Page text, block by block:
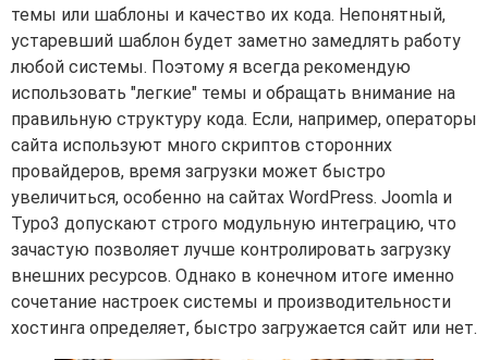
темы или шаблоны и качество их кода. Непонятный,
устаревший шаблон будет заметно замедлять работу
любой системы. Поэтому я всегда рекомендую
использовать "легкие" темы и обращать внимание на
правильную структуру кода. Если, например, операторы
сайта используют много скриптов сторонних
провайдеров, время загрузки может быстро
увеличиться, особенно на сайтах WordPress. Joomla и
Typo3 допускают строго модульную интеграцию, что
зачастую позволяет лучше контролировать загрузку
внешних ресурсов. Однако в конечном итоге именно
сочетание настроек системы и производительности
хостинга определяет, быстро загружается сайт или нет.